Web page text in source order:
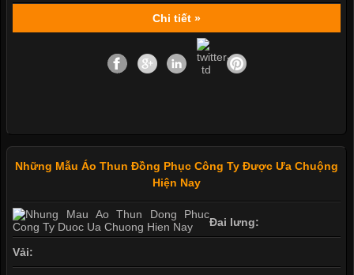
Chi tiết »
Những Mẫu Áo Thun Đồng Phục Công Ty Được Ưa Chuộng
Hiện Nay
Đai lưng:
Vải: